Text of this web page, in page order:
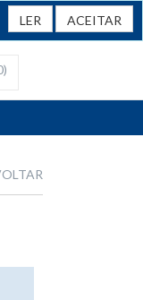
LER ACEITAR
)